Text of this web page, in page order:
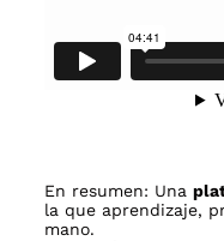
En resumen: Una
la que aprendizaje,
mano.